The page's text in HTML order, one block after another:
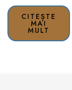
CITEȘTE
MAI
MULT